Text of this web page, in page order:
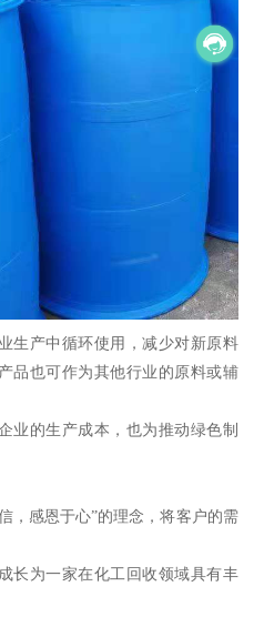
生产中循环使用，减少对新原料
品也可作为其他行业的原料或辅
业的生产成本，也为推动绿色制
，感恩于心”的理念，将客户的需
长为一家在化工回收领域具有丰